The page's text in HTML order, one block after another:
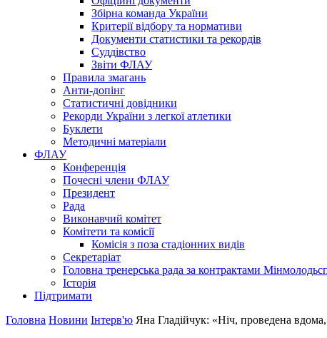
Збірна команда України
Критерії відбору та нормативи
Документи статистики та рекордів
Суддівство
Звіти ФЛАУ
Правила змагань
Анти-допінг
Статистичні довідники
Рекорди України з легкої атлетики
Буклети
Методичні матеріали
ФЛАУ
Конференція
Почесні члени ФЛАУ
Президент
Рада
Виконавчий комітет
Комітети та комісії
Комісія з поза стадіонних видів
Секретаріат
Головна тренерська рада за контрактами
Історія
Підтримати
Головна Новини Інтерв'ю Яна Гладійчук: «Ніч, проведена